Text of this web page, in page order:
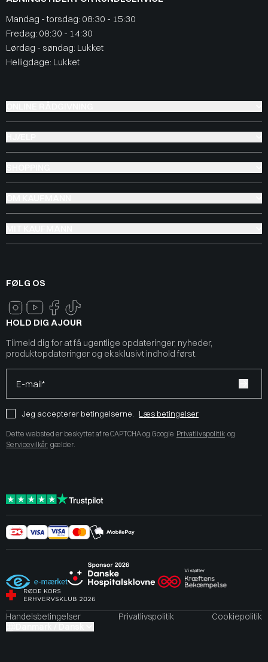
Mandag - torsdag: 08:30 - 15:30
Fredag: 08:30 - 14:30
Lørdag - søndag: Lukket
Helligdage: Lukket
FØLG OS
HOLD DIG AJOUR
Tilmeld dig for at få ugentlige opdateringer, nyheder,
produktopdateringer og eksklusivt indhold først.
E-mail*
Jeg accepterer betingelserne. Læs betingelser
Dette websted er beskyttet af reCAPTCHA og Google Privatlivspolitik og
Servicevilkår gælder.
Handelsbetingelser Privatlivspolitik
Cookiepolitik